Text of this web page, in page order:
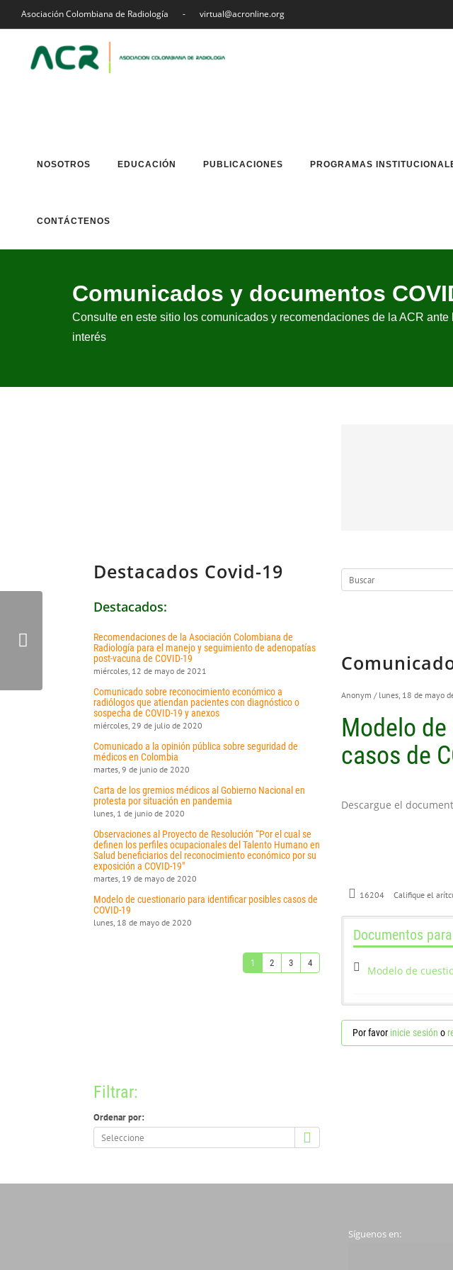
Asociación Colombiana de Radiología - virtual@acronline.org
NOSOTROS EDUCACIÓN PUBLICACIONES PROGRAMAS
CONTÁCTENOS
Comunicados y documentos
Consulte en este sitio los comunicados y recomendaciones de la ACR
interés
Destacados Covid-19
Destacados:
Recomendaciones de la Asociación Colombiana de
Radiología para el manejo y seguimiento de adenopatías
post-vacuna de COVID-19
miércoles, 12 de mayo de 2021
Comunicado sobre reconocimiento económico a
radiólogos que atiendan pacientes con diagnóstico o
sospecha de COVID-19 y anexos
miércoles, 29 de julio de 2020
Comunicado a la opinión pública sobre seguridad de
médicos en Colombia
martes, 9 de junio de 2020
Carta de los gremios médicos al Gobierno Nacional en
protesta por situación en pandemia
lunes, 1 de junio de 2020
Observaciones al Proyecto de Resolución “Por el cual se
definen los perfiles ocupacionales del Talento Humano en
Salud beneficiarios del reconocimiento económico por su
exposición a COVID-19"
martes, 19 de mayo de 2020
Modelo de cuestionario para identificar posibles casos de
COVID-19
lunes, 18 de mayo de 2020
1 2 3 4
Filtrar:
Ordenar por:
Ordenar
Anonym / lunes, 18 de mayo
Modelo
casos de
Descargue el
16204 Califique el
Documentos
Modelo de
Por favor inicie sesión o
Síguenos en: